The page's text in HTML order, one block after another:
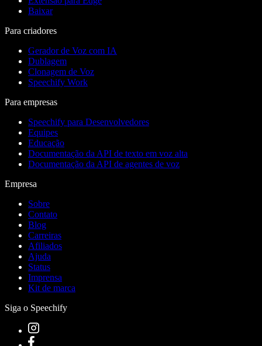
Baixar
Para criadores
Gerador de Voz com IA
Dublagem
Clonagem de Voz
Speechify Work
Para empresas
Speechify para Desenvolvedores
Equipes
Educação
Documentação da API de texto em voz alta
Documentação da API de agentes de voz
Empresa
Sobre
Contato
Blog
Carreiras
Afiliados
Ajuda
Status
Imprensa
Kit de marca
Siga o Speechify